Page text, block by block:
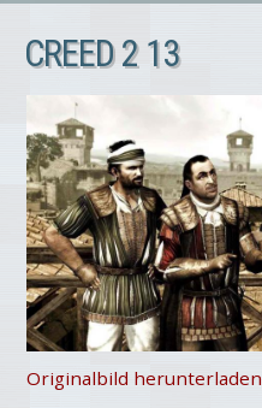
CREED 2 13
Originalbild herunterladen